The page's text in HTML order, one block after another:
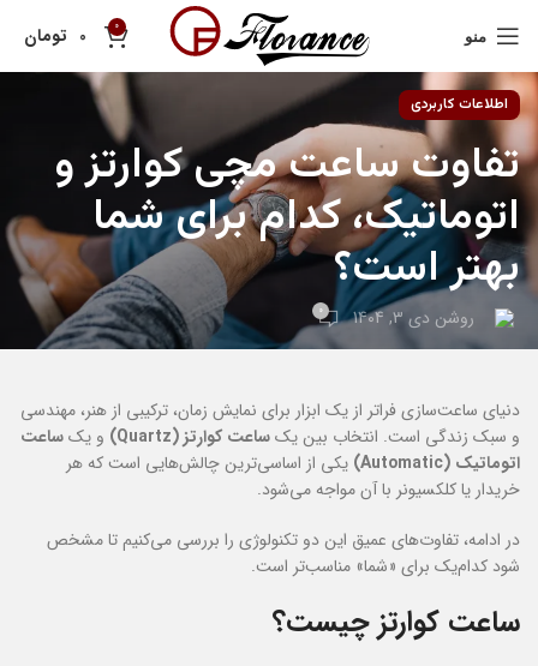
منو 0
0 تومان
اطلاعات کاربردی
تفاوت ساعت مچی کوارتز و
اتوماتیک، کدام برای شما
بهتر است؟
روشن دی 3, 1404 0
دنیای ساعت‌سازی فراتر از یک ابزار برای نمایش زمان، ترکیبی از هنر، مهندسی
و سبک زندگی است. انتخاب بین یکساعت کوارتز (Quartz) و یکساعت
اتوماتیک (Automatic)
یکی از اساسی‌ترین چالش‌هایی است که هر
خریدار یا کلکسیونر با آن مواجه می‌شود.
در ادامه، تفاوت‌های عمیق این دو تکنولوژی را بررسی می‌کنیم تا مشخص
شود کدام‌یک برای «شما» مناسب‌تر است.
ساعت کوارتز چیست؟